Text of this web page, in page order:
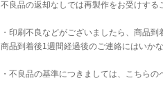
不良品の返却なしでは再製作をお受けする
・印刷不良などがございましたら、商品
商品到着後1週間経過後のご連絡にはいか
・不良品の基準につきましては、 こちらの